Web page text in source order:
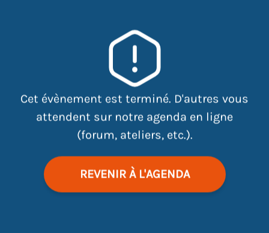
Cet évènement est terminé. D'autres vous
attendent sur notre agenda en ligne
(forum, ateliers, etc.).
REVENIR À L'AGENDA
Leaflet © OpenStreetMap contributors
Au cours de cet atelier vous découvrirez les différents
sites de recherche d’emploi existants qui vous